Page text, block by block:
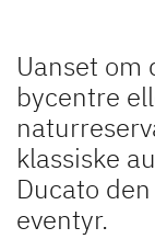
Uanset om
bycentre
klassiske
Ducato
eventyr.